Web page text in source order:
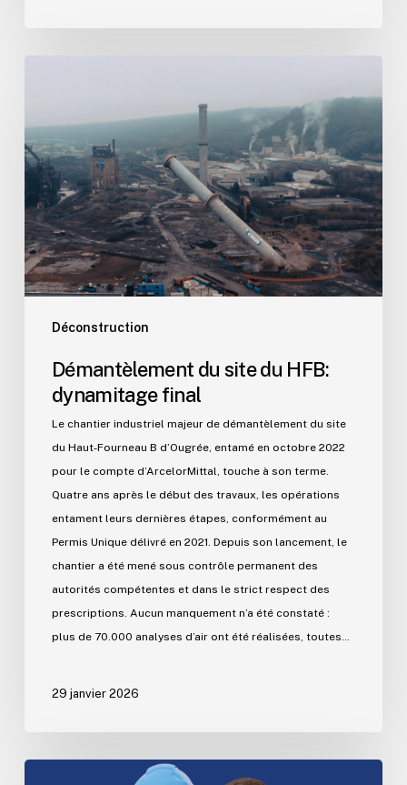
Déconstruction
du
HFB:
dynamitage
final
Démantèlement du site du HFB:
dynamitage final
Le chantier industriel majeur de démantèlement du site
du Haut‑Fourneau B d’Ougrée, entamé en octobre 2022
pour le compte d’ArcelorMittal, touche à son terme.
Quatre ans après le début des travaux, les opérations
entament leurs dernières étapes, conformément au
Permis Unique délivré en 2021. Depuis son lancement, le
chantier a été mené sous contrôle permanent des
autorités compétentes et dans le strict respect des
prescriptions. Aucun manquement n’a été constaté :
plus de 70.000 analyses d’air ont été réalisées, toutes…
29 janvier 2026